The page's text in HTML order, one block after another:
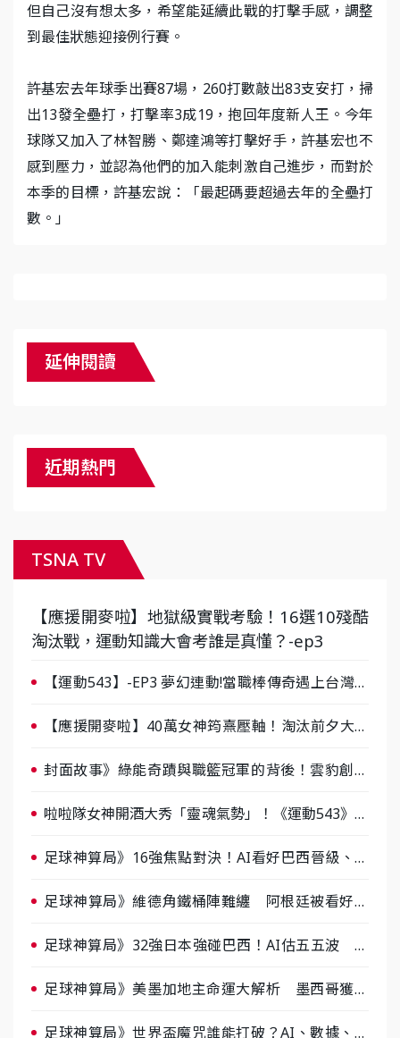
但自己沒有想太多，希望能延續此戰的打擊手感，調整
到最佳狀態迎接例行賽。
許基宏去年球季出賽87場，260打數敲出83支安打，掃
出13發全壘打，打擊率3成19，抱回年度新人王。今年
球隊又加入了林智勝、鄭達鴻等打擊好手，許基宏也不
感到壓力，並認為他們的加入能刺激自己進步，而對於
本季的目標，許基宏說：「最起碼要超過去年的全壘打
數。」
延伸閱讀
近期熱門
TSNA TV
【應援開麥啦】地獄級實戰考驗！16選10殘酷
淘汰戰，運動知識大會考誰是真懂？-ep3
【運動543】-EP3 夢幻連動!當職棒傳奇遇上台灣女
【應援開麥啦】40萬女神筠熹壓軸！淘汰前夕大混
封面故事》綠能奇蹟與職籃冠軍的背後！雲豹創辦
啦啦隊女神開酒大秀「靈魂氣勢」！《運動543》微
足球神算局》16強焦點對決！AI看好巴西晉級、數
足球神算局》維德角鐵桶陣難纏 阿根廷被看好下
足球神算局》32強日本強碰巴西！AI估五五波 牛
足球神算局》美墨加地主命運大解析 墨西哥獲數
足球神算局》世界盃魔咒誰能打破？AI、數據、塔